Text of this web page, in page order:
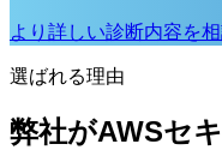
より詳しい診断内容を
選ばれる理由
弊社がAWSセ